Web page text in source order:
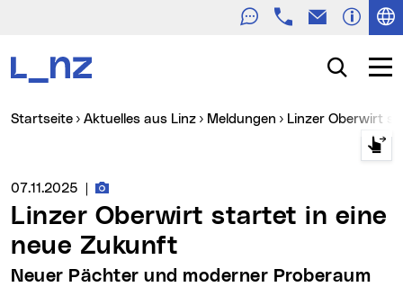
TelefonE-Mail
Suche
Sie sind hier:
Startseite Aktuelles aus Linz Meldungen Linzer Oberwirt
Medienservice vom:
07.11.2025 Fotos zur Meldung
Linzer Oberwirt startet in eine
neue Zukunft
Neuer Pächter und moderner Proberaum